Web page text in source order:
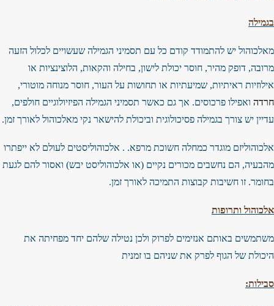
בגמילה
מאלכוהול יש להתמודד קודם כל עם תסמיני הגמילה שעשויים לכלול הזעה
מרובה, דופק מהיר, חוסר יכולת לישון, בחילה והקאות, הלוצינציות או
אילוזיות ראיתיות, שמיעתיות או תחושות על העור, חוסר מנוחה מוטורי,
חרדה ואפילו פרכוסים. אך גם כאשר תסמיני הגמילה הפיזיולוגיים חולפים,
עדיין יש צורך בגמילה פסיכולוגית וביכולת להישאר נקי מאלכוהול לאורך זמן.
אלכוהוליזם מוגדר כמחלה חשוכת מרפא. . אלכוהוליסטים לעולם לא ייפתרו
מהבעיה, הם נחשבים מכורים נקיים (או אלכוהוליסט יבש) ואסור להם לגעת
בחומר. זו חשיבות קבוצות התמיכה לאורך זמן.
אלכוהול ותרופות
משתמשים באותם אנזימים לפרוק ולכן נטילה שלהם יחד מפחיתה את
היכולת של הגוף לפרק את שניהם בו זמנית
סבילות: